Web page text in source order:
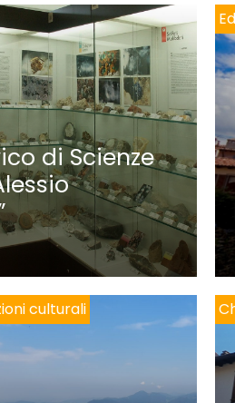
di Scienze
culturali